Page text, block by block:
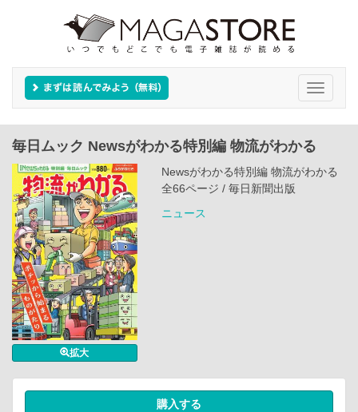
Toggle
毎日ムック Newsがわかる特別編 物流がわかる
拡大
Newsがわかる特別編 物流がわかる
全66ページ / 毎日新聞出版
ニュース
購入する